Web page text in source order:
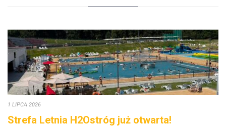
1 LIPCA 2026
Strefa Letnia H2Ostróg już otwarta!